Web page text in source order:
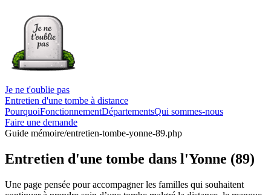
Je ne t'oublie pas
Entretien d'une tombe à distance
PourquoiFonctionnementDépartementsQui sommes-nous
Faire une demande
Guide mémoire/entretien-tombe-yonne-89.php
Entretien d'une tombe dans l'Yonne (89)
Une page pensée pour accompagner les familles qui souhaitent